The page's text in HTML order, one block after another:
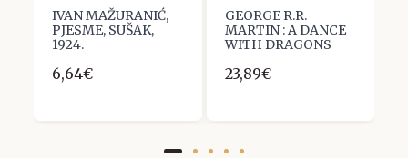
IVAN MAŽURANIĆ,
PJESME, SUŠAK,
1924.
6,64€
GEORGE R.R.
MARTIN : A DANCE
WITH DRAGONS
23,89€